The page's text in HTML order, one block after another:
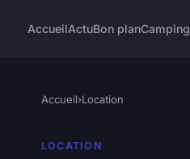
AccueilActuBon planCamping
Accueil›Location
LOCATION